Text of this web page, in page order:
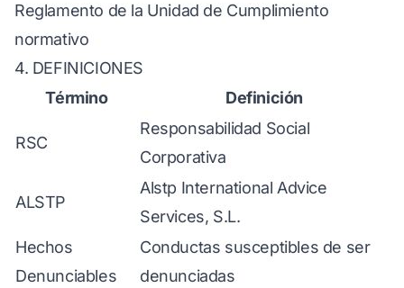
Reglamento de la Unidad de Cumplimiento
normativo
4. DEFINICIONES
Término
Definición
RSC
Responsabilidad Social
Corporativa
ALSTP
Alstp International Advice
Services, S.L.
Hechos
Denunciables
Conductas susceptibles de ser
denunciadas